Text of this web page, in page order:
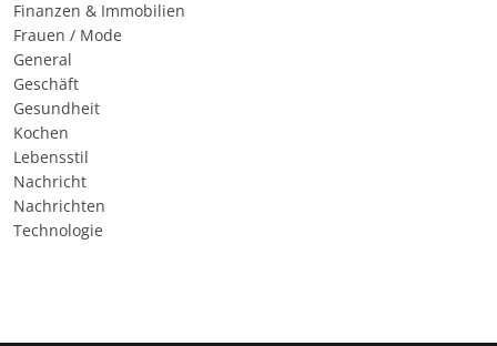
Finanzen & Immobilien
Frauen / Mode
General
Geschäft
Gesundheit
Kochen
Lebensstil
Nachricht
Nachrichten
Technologie